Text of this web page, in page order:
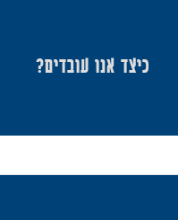
כיצד אנו עובדים?